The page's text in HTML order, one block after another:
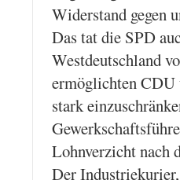
Widerstand gegen
Das tat die SPD
Westdeutschland
ermöglichten CDU
stark
Lohnverzicht nach
Der